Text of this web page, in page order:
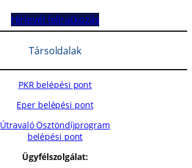
Hírlevél feliratkozás
Társoldalak
PKR belépési pont
Eper belépési pont
Útravaló Ösztöndíjprogram
belépési pont
Ügyfélszolgálat: